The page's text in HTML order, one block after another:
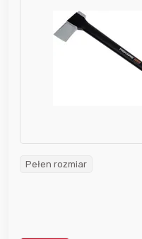
Pełen rozmiar